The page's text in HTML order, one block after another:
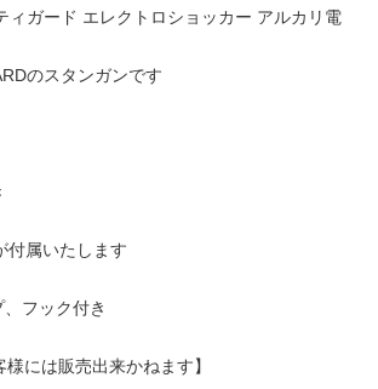
ィガード エレクトロショッカー アルカリ電
のスタンガンです
付属いたします
フック付き
様には販売出来かねます】